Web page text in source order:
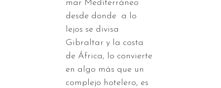
mar Mediterráneo
desde donde a lo
lejos se divisa
Gibraltar y la costa
de África, lo convierte
en algo más que un
complejo hotelero, es